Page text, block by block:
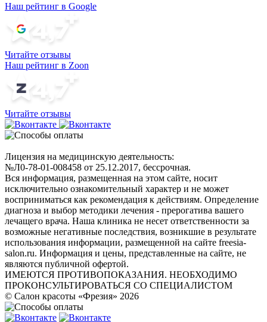
Наш рейтинг в Google
Читайте отзывы
Наш рейтинг в Zoon
Читайте отзывы
Лицензия на медицинскую деятельность:
№Л0-78-01-008458 от 25.12.2017, бессрочная.
Вся информация, размещенная на этом сайте, носит
исключительно ознакомительный характер и не может
восприниматься как рекомендация к действиям. Определение
диагноза и выбор методики лечения - прерогатива вашего
лечащего врача. Наша клиника не несет ответственности за
возможные негативные последствия, возникшие в результате
использования информации, размещенной на сайте freesia-
salon.ru. Информация и цены, представленные на сайте, не
являются публичной офертой.
ИМЕЮТСЯ ПРОТИВОПОКАЗАНИЯ. НЕОБХОДИМО
ПРОКОНСУЛЬТИРОВАТЬСЯ СО СПЕЦИАЛИСТОМ
© Салон красоты «Фрезия» 2026